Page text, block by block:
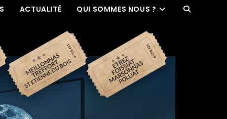
ACTUALITÉ QUI SOMMES NOUS ?